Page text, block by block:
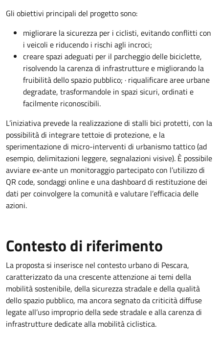
Gli obiettivi principali del progetto sono:
migliorare la sicurezza per i ciclisti, evitando conflitti con
i veicoli e riducendo i rischi agli incroci;
creare spazi adeguati per il parcheggio delle biciclette,
risolvendo la carenza di infrastrutture e migliorando la
fruibilità dello spazio pubblico; · riqualificare aree urbane
degradate, trasformandole in spazi sicuri, ordinati e
facilmente riconoscibili.
L’iniziativa prevede la realizzazione di stalli bici protetti, con la
possibilità di integrare tettoie di protezione, e la
sperimentazione di micro-interventi di urbanismo tattico (ad
esempio, delimitazioni leggere, segnalazioni visive). È possibile
avviare ex-ante un monitoraggio partecipato con l’utilizzo di
QR code, sondaggi online e una dashboard di restituzione dei
dati per coinvolgere la comunità e valutare l’efficacia delle
azioni.
Contesto di riferimento
La proposta si inserisce nel contesto urbano di Pescara,
caratterizzato da una crescente attenzione ai temi della
mobilità sostenibile, della sicurezza stradale e della qualità
dello spazio pubblico, ma ancora segnato da criticità diffuse
legate all’uso improprio della sede stradale e alla carenza di
infrastrutture dedicate alla mobilità ciclistica.